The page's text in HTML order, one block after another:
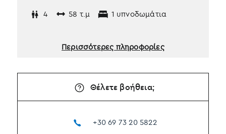
4 58 τ.μ 1 υπνοδωμάτια
Περισσότερες πληροφορίες
Θέλετε βοήθεια;
+30 69 73 20 5822